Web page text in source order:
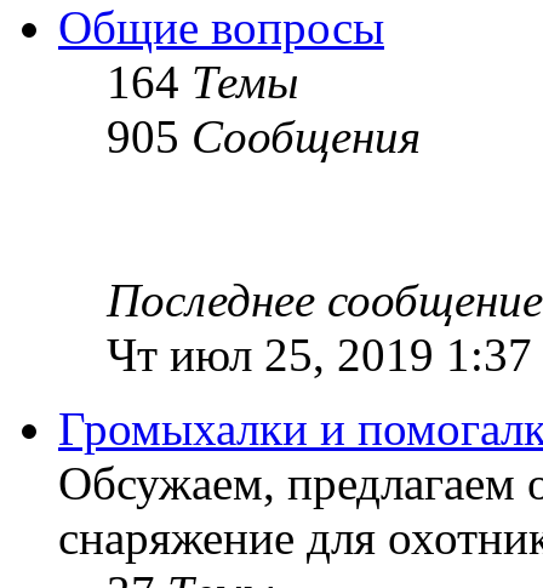
Общие вопросы
164 Темы
905 Сообщения
Последнее сообщение
Чт июл 25, 2019 1:37
Громыхалки и
Обсужаем, предлагаем
снаряжение для